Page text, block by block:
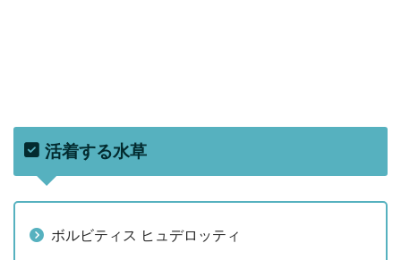
活着する水草
ボルビティス ヒュデロッティ